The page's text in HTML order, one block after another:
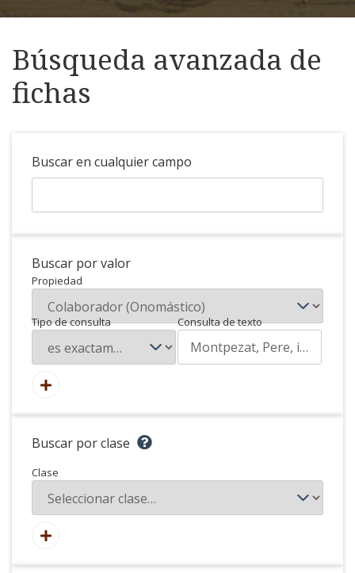
Búsqueda avanzada de
fichas
Buscar en cualquier campo
Buscar por valor
Propiedad
Tipo de consulta Consulta de texto
Buscar por clase
Clase